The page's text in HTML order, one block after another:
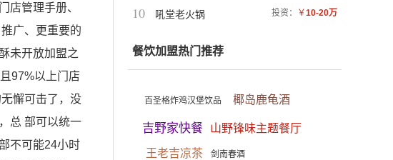
店管理手册、
广、更重要的
未开放加盟之
97%以上门店
懈可击了，没
总 部可以统一
不可能24小时
投资： ￥10-20万
10 吼堂老火锅
餐饮加盟热门推荐
百圣格炸鸡汉堡饮品 椰岛鹿龟酒
吉野家快餐 山野锋味主题餐厅
王老吉凉茶 剑南春酒